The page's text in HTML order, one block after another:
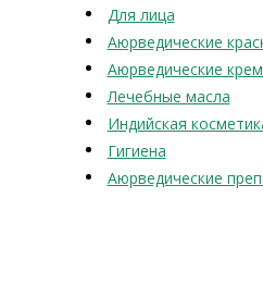
Для лица
Аюрведические
Аюрведические
Лечебные масла
Индийская
Гигиена
Аюрведические